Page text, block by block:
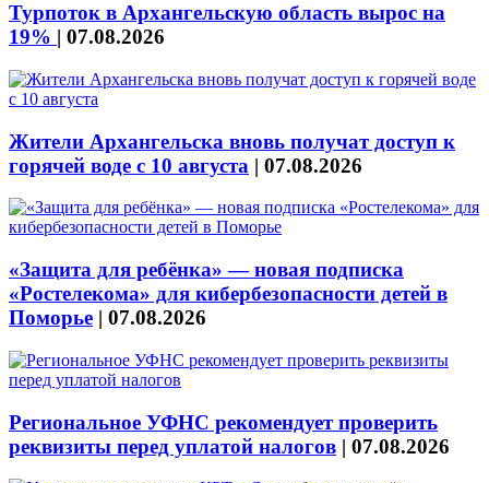
Турпоток в Архангельскую область вырос на
19% | 07.08.2026
Жители Архангельска вновь получат доступ к
горячей воде с 10 августа | 07.08.2026
«Защита для ребёнка» — новая подписка
«Ростелекома» для кибербезопасности детей в
Поморье | 07.08.2026
Региональное УФНС рекомендует проверить
реквизиты перед уплатой налогов | 07.08.2026